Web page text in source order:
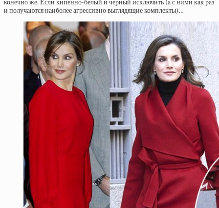
конечно же. Если кипенно-белый и черный исключить (а с ними как раз
и получаются наиболее агрессивно выглядящие комплекты)…